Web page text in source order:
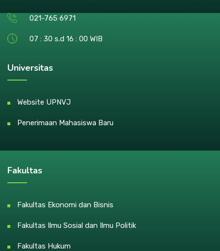
021-765 6971
07 : 30 s.d 16 : 00 WIB
Universitas
Website UPNVJ
Penerimaan Mahasiswa Baru
Fakultas
Fakultas Ekonomi dan Bisnis
Fakultas Ilmu Sosial dan Ilmu Politik
Fakultas Hukum